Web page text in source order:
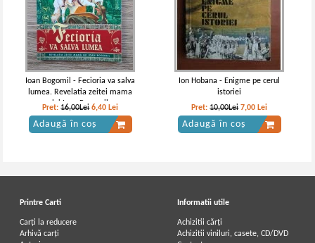
Ioan Bogomil - Fecioria va salva
lumea. Revelatia zeitei mama
lui Ioan Bogomil
Pret:16,00Lei 6,40 Lei
Adaugă în coș
Ion Hobana - Enigme pe cerul
istoriei
Pret:10,00Lei 7,00 Lei
Adaugă în coș
Printre Carti
Carți la reducere
Arhivă carți
Informatii utile
Achizitii cărți
Achizitii viniluri, casete, CD/DVD